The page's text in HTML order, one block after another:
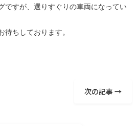
ですが、選りすぐりの車両になってい
ちしております。
次の記事 →